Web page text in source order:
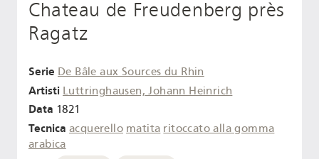
Chateau de Freudenberg près
Ragatz
Serie De Bâle aux Sources du Rhin
Artisti Luttringhausen, Johann Heinrich
Data 1821
Tecnica acquerello matita ritoccato alla gomma
arabica